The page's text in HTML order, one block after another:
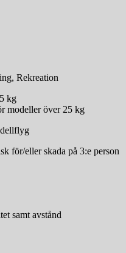
Rekreation
kg
modeller över 25 kg
för/eller skada på 3:e person
samt avstånd